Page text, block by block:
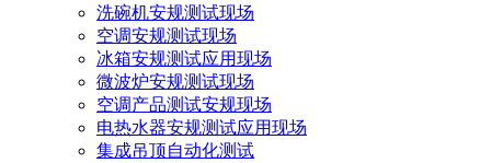
洗碗机安规测试现场
空调安规测试现场
冰箱安规测试应用现场
微波炉安规测试现场
空调产品测试安规现场
电热水器安规测试应用现场
集成吊顶自动化测试